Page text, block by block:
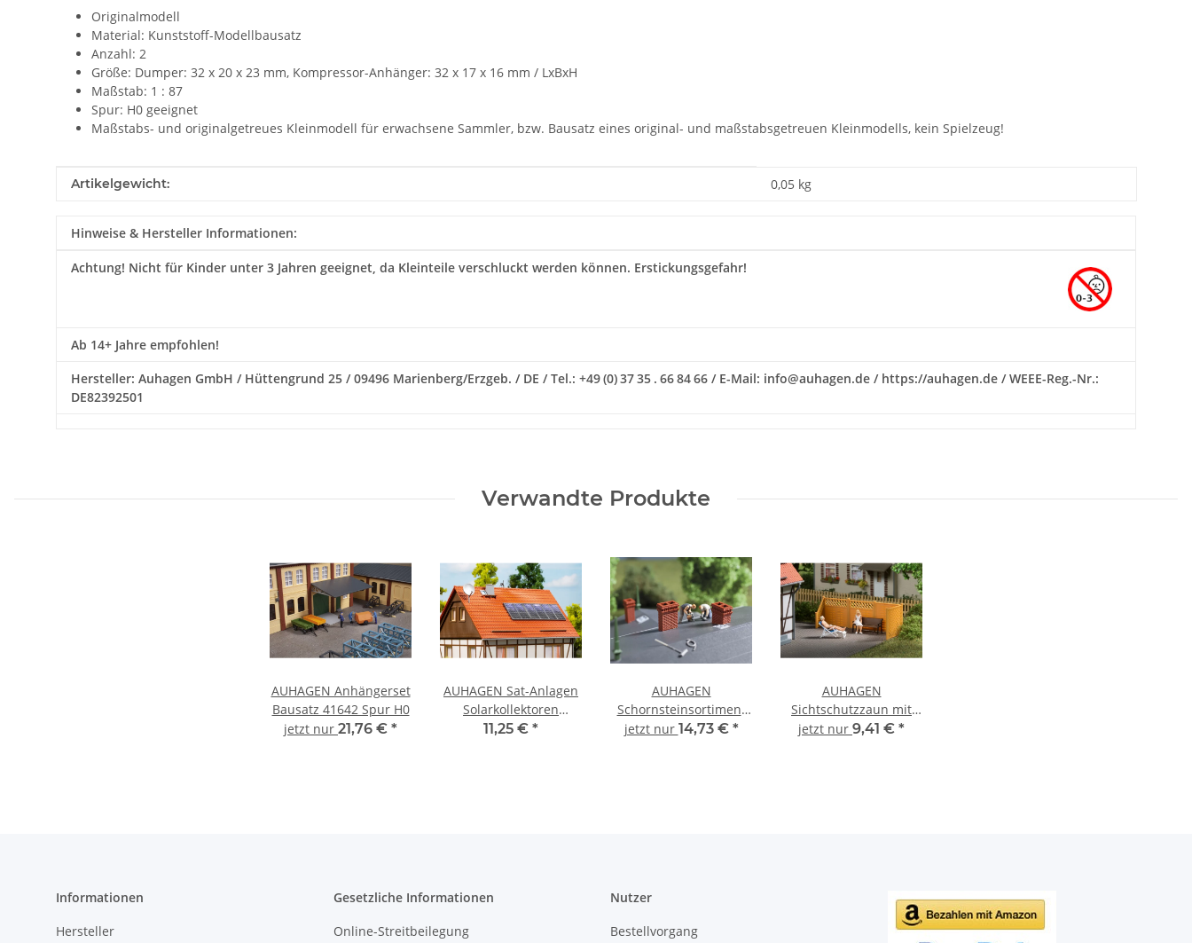
Originalmodell
Material: Kunststoff-Modellbausatz
Anzahl: 2
Größe: Dumper: 32 x 20 x 23 mm, Kompressor-Anhänger: 32 x 17 x 16 mm / LxBxH
Maßstab: 1 : 87
Spur: H0 geeignet
Maßstabs- und originalgetreues Kleinmodell für erwachsene Sammler, bzw. Bausatz eines original- und maßstabsgetreuen Kleinmodells, kein Spielzeug!
Produkteigenschaft
Wert
Artikelgewicht: 0,05 kg
Hinweise & Hersteller Informationen:
Achtung! Nicht für Kinder unter 3 Jahren geeignet, da Kleinteile verschluckt werden können. Erstickungsgefahr!
Ab 14+ Jahre empfohlen!
Hersteller: Auhagen GmbH / Hüttengrund 25 / 09496 Marienberg/Erzgeb. / DE / Tel.: +49 (0) 37 35 . 66 84 66 / E-Mail: info@auhagen.de / https://auhagen.de / WEEE-Reg.-Nr.:
DE82392501
Verwandte Produkte
AUHAGEN Anhängerset
Bausatz 41642 Spur H0
jetzt nur 21,76 € *
AUHAGEN Sat-Anlagen
Solarkollektoren
Bausatz 41651 Spur H0
11,25 € *
AUHAGEN
Schornsteinsortiment
Bausatz 41627 Spur H0
jetzt nur 14,73 € *
AUHAGEN
Sichtschutzzaun mit
Säulen Bausatz 41648
jetzt nur 9,41 € *
Informationen
Hersteller
Gesetzliche Informationen
Online-Streitbeilegung
Nutzer
Bestellvorgang